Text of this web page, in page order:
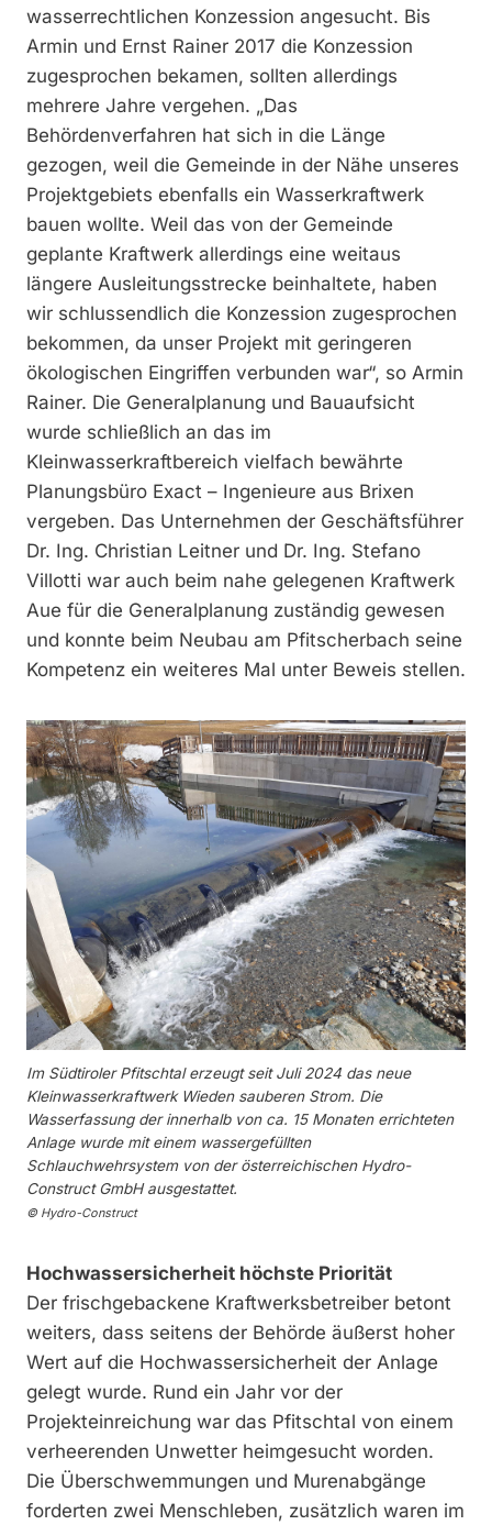
wasserrechtlichen Konzession angesucht. Bis
Armin und Ernst Rainer 2017 die Konzession
zugesprochen bekamen, sollten allerdings
mehrere Jahre vergehen. „Das
Behördenverfahren hat sich in die Länge
gezogen, weil die Gemeinde in der Nähe unseres
Projektgebiets ebenfalls ein Wasserkraftwerk
bauen wollte. Weil das von der Gemeinde
geplante Kraftwerk allerdings eine weitaus
längere Ausleitungsstrecke beinhaltete, haben
wir schlussendlich die Konzession zugesprochen
bekommen, da unser Projekt mit geringeren
ökologischen Eingriffen verbunden war“, so Armin
Rainer. Die Generalplanung und Bauaufsicht
wurde schließlich an das im
Kleinwasserkraftbereich vielfach bewährte
Planungsbüro Exact – Ingenieure aus Brixen
vergeben. Das Unternehmen der Geschäftsführer
Dr. Ing. Christian Leitner und Dr. Ing. Stefano
Villotti war auch beim nahe gelegenen Kraftwerk
Aue für die Generalplanung zuständig gewesen
und konnte beim Neubau am Pfitscherbach seine
Kompetenz ein weiteres Mal unter Beweis stellen.
Im Südtiroler Pfitschtal erzeugt seit Juli 2024 das neue
Kleinwasserkraftwerk Wieden sauberen Strom. Die
Wasserfassung der innerhalb von ca. 15 Monaten errichteten
Anlage wurde mit einem wassergefüllten
Schlauchwehrsystem von der österreichischen Hydro-
Construct GmbH ausgestattet.
© Hydro-Construct
Hochwassersicherheit höchste Priorität
Der frischgebackene Kraftwerksbetreiber betont
weiters, dass seitens der Behörde äußerst hoher
Wert auf die Hochwassersicherheit der Anlage
gelegt wurde. Rund ein Jahr vor der
Projekteinreichung war das Pfitschtal von einem
verheerenden Unwetter heimgesucht worden.
Die Überschwemmungen und Murenabgänge
forderten zwei Menschleben, zusätzlich waren im